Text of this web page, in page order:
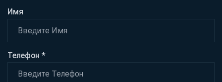
Имя
Телефон *